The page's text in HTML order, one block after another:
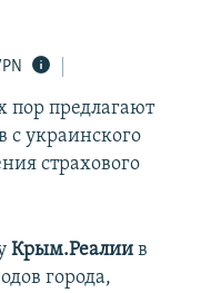
пор предлагают
с украинского
страхового
Крым.Реалии в
города,